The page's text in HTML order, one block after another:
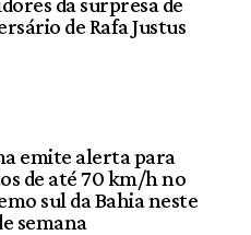
de Rafa Justus
emite alerta para
de até 70 km/h no
sul da Bahia neste
semana